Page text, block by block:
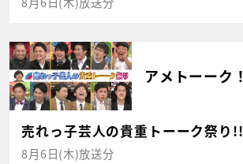
アメトーーク！
売れっ子芸人の貴重トーーク祭り!!
8月6日(木)放送分